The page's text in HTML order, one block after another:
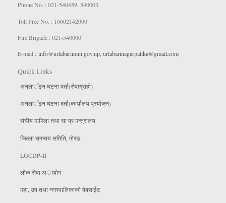
Phone No. : 021-540459, 540003
Toll Free No. : 16602142000
Fire Brigade : 021-540000
E-mail : info@urlabarimun.gov.np,urlabarinagarpalika@gmail.com
Quick Links
अनलार्इन घटना दर्ता(सेवाग्राही)
अनलार्इन घटना दर्ता(कार्यालय प्रयाेजन)
संघीय मामिला तथा सा प्र मन्त्रालय
जिल्ला समन्वय समिति, माेरङ
LGCDP-II
लाेक सेवा अायाेग
महा, उप तथा नगरपालिकाकाे वेबसाईट